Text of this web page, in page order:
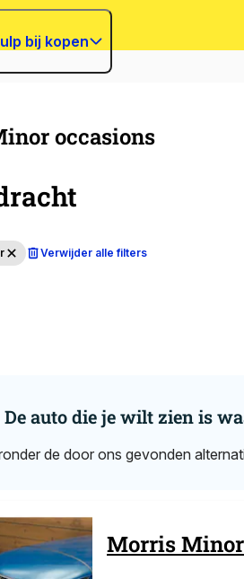
bij kopen
occasions
Verwijder alle filters
De auto die je wilt zien is
de door ons gevonden
MorrisMinor